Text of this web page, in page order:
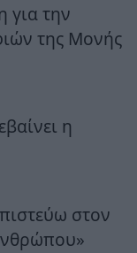
για την
της Μονής
η
στον